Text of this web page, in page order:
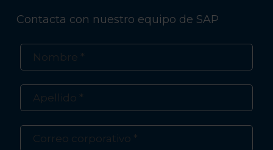
Contacta con nuestro equipo de SAP